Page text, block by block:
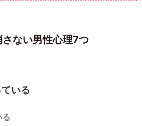
ない男性心理7つ
いる